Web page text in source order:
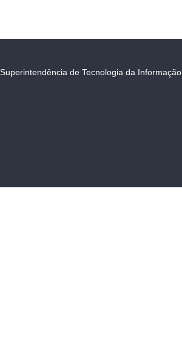
Superintendência de Tecnologia da Informação